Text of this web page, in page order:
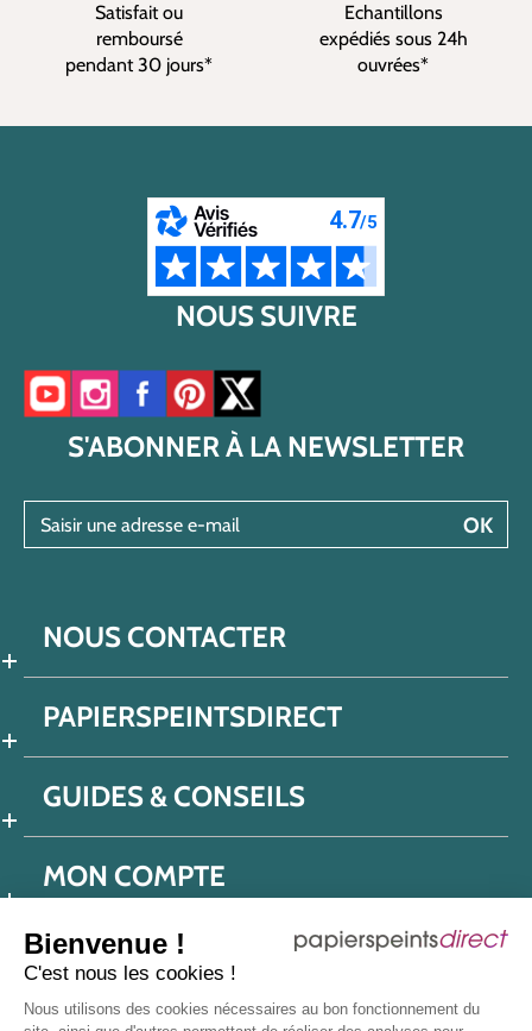
Bienvenue !
C'est nous les cookies !
Nous utilisons des cookies nécessaires au bon fonctionnement du
Satisfait ou
remboursé
pendant 30 jours*
Echantillons
expédiés sous 24h
ouvrées*
NOUS SUIVRE
Accéder à notre chaîne YouTube
Accéder à notre compte Instagram
Accéder à notre page Facebook
Accéder à notre compte Pinterest
Accéder à notre compte Twitter/X
S'ABONNER À LA NEWSLETTER
OK
NOUS CONTACTER
PAPIERSPEINTSDIRECT
GUIDES & CONSEILS
MON COMPTE